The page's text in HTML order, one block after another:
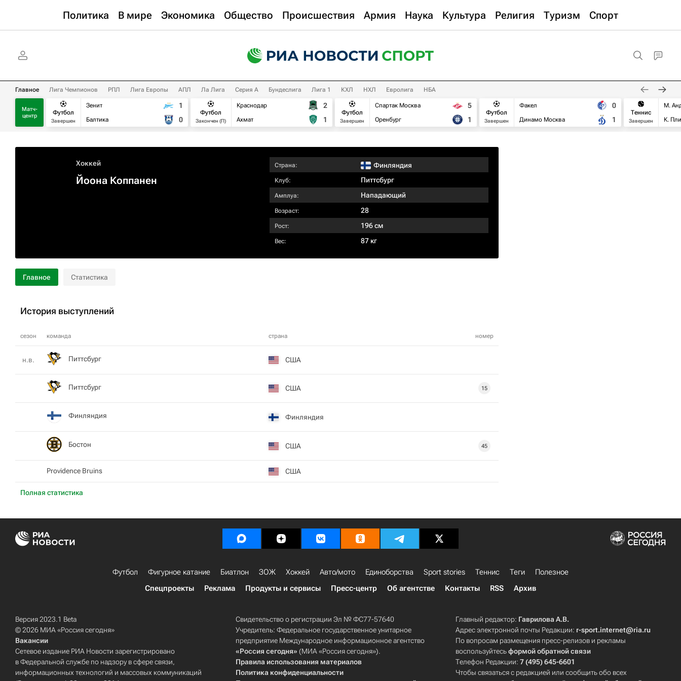
Политика В мире Экономика Общество Происшествия Армия Наука Культура Религия Туризм Спорт
Главное Лига Чемпионов РПЛ Лига Европы АПЛ Ла Лига Серия А Бундеслига Лига 1 КХЛ НХЛ Евролига НБА
Матч-
центр
Футбол
Завершен
Зенит
Балтика
1
0
Футбол
Закончен (П)
Краснодар
Ахмат
2
1
Футбол
Завершен
Спартак Москва
Оренбург
5
1
Футбол
Завершен
Факел
Динамо Москва
0
1
Теннис
Завершен
М.
К.
Хоккей
Йоона Коппанен
Страна: Финляндия
Клуб: Питтсбург
Амплуа: Нападающий
Возраст: 28
Рост: 196 см
Вес: 87 кг
Главное Статистика
История выступлений
сезон команда страна номер
Полная статистика
н.в. Питтсбург США
Питтсбург США 15
Финляндия Финляндия
Бостон США 45
Providence Bruins США
Футбол Фигурное катание Биатлон ЗОЖ Хоккей Авто/мото Единоборства Sport stories Теннис Теги
Полезное
Спецпроекты
Реклама Продукты и сервисы Пресс-центр Об агентстве Контакты RSS Архив
Версия 2023.1 Beta
© 2026 МИА «Россия сегодня»
Вакансии
Сетевое издание РИА Новости зарегистрировано
в Федеральной службе по надзору в сфере связи,
информационных технологий и массовых коммуникаций
Свидетельство о регистрации Эл № ФС77-57640
Учредитель: Федеральное государственное унитарное
предприятие Международное информационное агентство
«Россия сегодня» (МИА «Россия сегодня»).
Правила использования материалов
Политика конфиденциальности
Главный редактор: Гаврилова А.В.
Адрес электронной почты Редакции: r-sport.internet@ria.ru
По вопросам размещения пресс-релизов и рекламы
воспользуйтесьформой обратной связи
Телефон Редакции:7 (495) 645-6601
Чтобы связаться с редакцией или сообщить обо всех